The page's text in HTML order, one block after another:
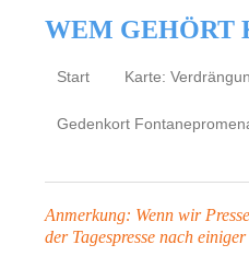
WEM GEHÖRT
Start Karte:
Gedenkort
Anmerkung: Wenn wir
der Tagespresse nach einiger